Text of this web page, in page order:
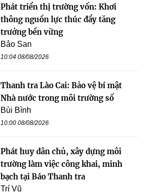
Phát triển thị trường vốn: Khơi
thông nguồn lực thúc đẩy tăng
trưởng bền vững
Bảo San
10:04 08/08/2026
Thanh tra Lào Cai: Bảo vệ bí mật
Nhà nước trong môi trường số
Bùi Bình
10:00 08/08/2026
Phát huy dân chủ, xây dựng môi
trường làm việc công khai, minh
bạch tại Báo Thanh tra
Trí Vũ